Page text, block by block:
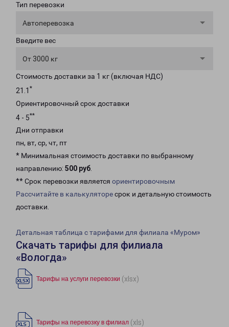
Тип перевозки
Автоперевозка
Введите вес
От 3000 кг
Стоимость доставки за 1 кг (включая НДС)
21.1 *
Ориентировочный срок доставки
4 - 5**
Дни отправки
пн, вт, ср, чт, пт
* Минимальная стоимость доставки по выбранному
направлению: 500 руб.
** Срок перевозки является ориентировочным
Рассчитайте в калькуляторесрок и детальную стоимость
доставки.
Детальная таблица с тарифами для филиала «Муром»
Скачать тарифы для филиала
«Вологда»
Тарифы на услуги перевозки (xlsx)
Тарифы на перевозку в филиал (xls)